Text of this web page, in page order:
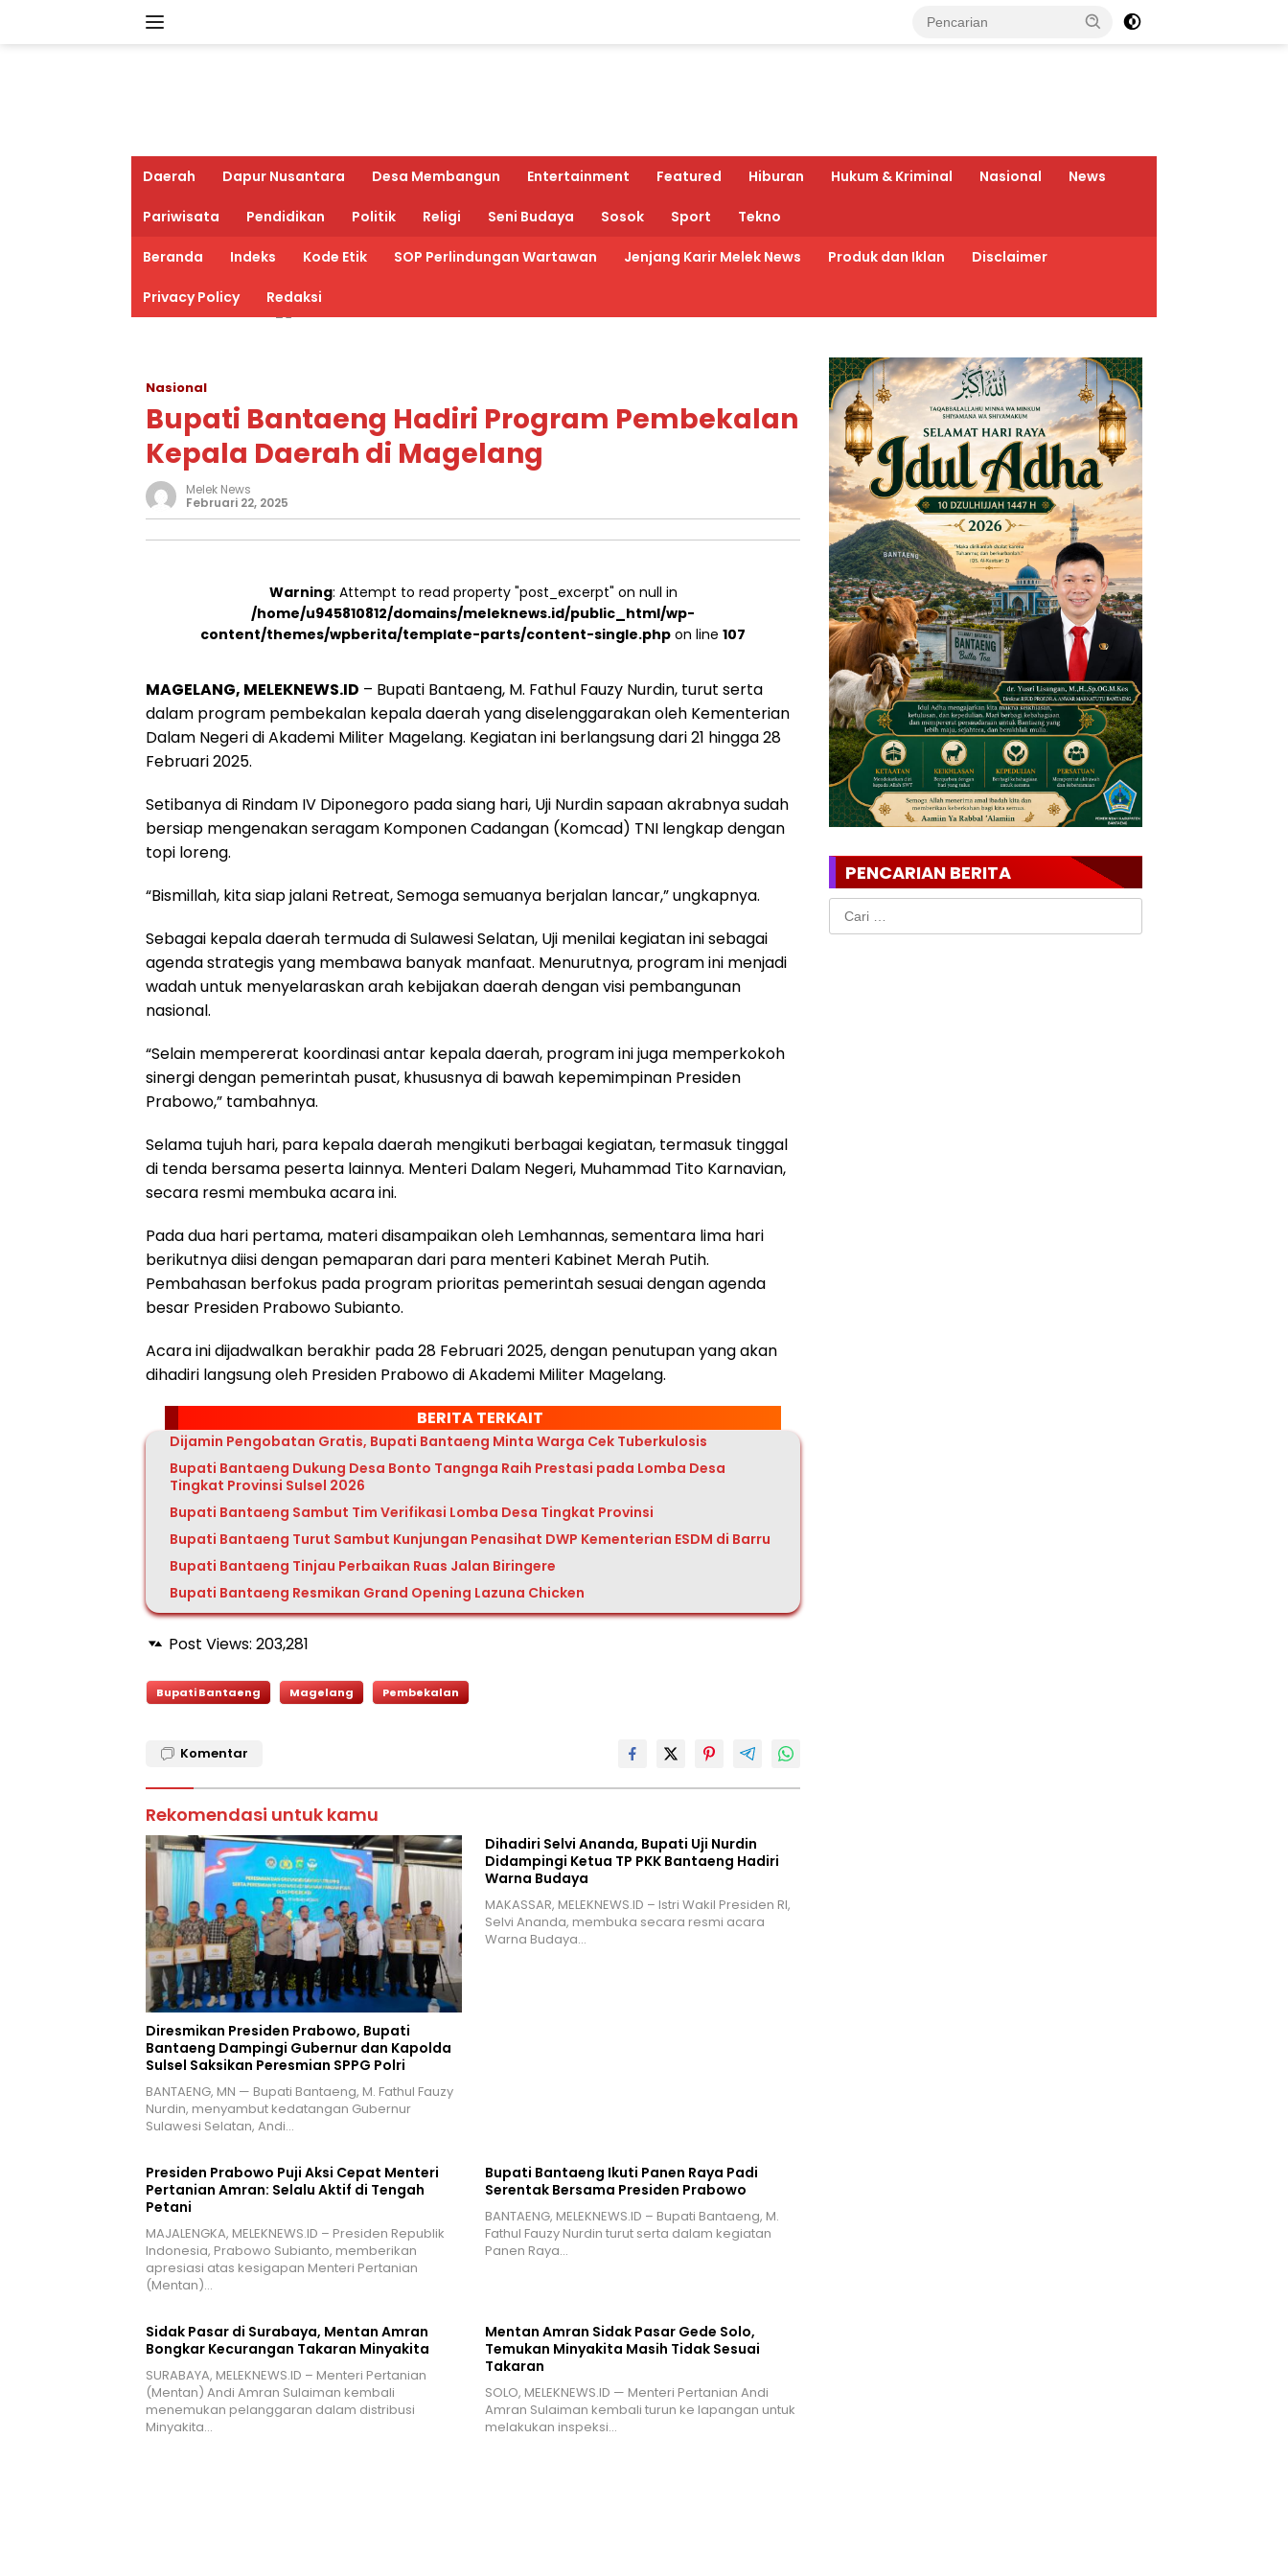
Daerah Dapur Nusantara Desa Membangun Entertainment Featured Hiburan Hukum & Kriminal Nasional News
Pariwisata Pendidikan Politik Religi Seni Budaya Sosok Sport Tekno
Beranda Indeks Kode Etik SOP Perlindungan Wartawan Jenjang Karir Melek News Produk dan Iklan Disclaimer
Privacy Policy Redaksi
Nasional
Bupati Bantaeng Hadiri Program Pembekalan
Kepala Daerah di Magelang
Melek News
Februari 22, 2025
Warning: Attempt to read property "post_excerpt" on null in
/home/u945810812/domains/meleknews.id/public_html/wp-
content/themes/wpberita/template-parts/content-single.php on line107
MAGELANG, MELEKNEWS.ID – Bupati Bantaeng, M. Fathul Fauzy Nurdin, turut serta
dalam program pembekalan kepala daerah yang diselenggarakan oleh Kementerian
Dalam Negeri di Akademi Militer Magelang. Kegiatan ini berlangsung dari 21 hingga 28
Februari 2025.
Setibanya di Rindam IV Diponegoro pada siang hari, Uji Nurdin sapaan akrabnya sudah
bersiap mengenakan seragam Komponen Cadangan (Komcad) TNI lengkap dengan
topi loreng.
“Bismillah, kita siap jalani Retreat, Semoga semuanya berjalan lancar,” ungkapnya.
Sebagai kepala daerah termuda di Sulawesi Selatan, Uji menilai kegiatan ini sebagai
agenda strategis yang membawa banyak manfaat. Menurutnya, program ini menjadi
wadah untuk menyelaraskan arah kebijakan daerah dengan visi pembangunan
nasional.
“Selain mempererat koordinasi antar kepala daerah, program ini juga memperkokoh
sinergi dengan pemerintah pusat, khususnya di bawah kepemimpinan Presiden
Prabowo,” tambahnya.
Selama tujuh hari, para kepala daerah mengikuti berbagai kegiatan, termasuk tinggal
di tenda bersama peserta lainnya. Menteri Dalam Negeri, Muhammad Tito Karnavian,
secara resmi membuka acara ini.
Pada dua hari pertama, materi disampaikan oleh Lemhannas, sementara lima hari
berikutnya diisi dengan pemaparan dari para menteri Kabinet Merah Putih.
Pembahasan berfokus pada program prioritas pemerintah sesuai dengan agenda
besar Presiden Prabowo Subianto.
Acara ini dijadwalkan berakhir pada 28 Februari 2025, dengan penutupan yang akan
dihadiri langsung oleh Presiden Prabowo di Akademi Militer Magelang.
BERITA TERKAIT
Dijamin Pengobatan Gratis, Bupati Bantaeng Minta Warga Cek Tuberkulosis
Bupati Bantaeng Dukung Desa Bonto Tangnga Raih Prestasi pada Lomba Desa
Tingkat Provinsi Sulsel 2026
Bupati Bantaeng Sambut Tim Verifikasi Lomba Desa Tingkat Provinsi
Bupati Bantaeng Turut Sambut Kunjungan Penasihat DWP Kementerian ESDM di Barru
Bupati Bantaeng Tinjau Perbaikan Ruas Jalan Biringere
Bupati Bantaeng Resmikan Grand Opening Lazuna Chicken
Post Views: 203,281
Bupati Bantaeng Magelang Pembekalan
Komentar
Rekomendasi untuk kamu
Diresmikan Presiden Prabowo, Bupati
Bantaeng Dampingi Gubernur dan Kapolda
Sulsel Saksikan Peresmian SPPG Polri
BANTAENG, MN — Bupati Bantaeng, M. Fathul Fauzy
Nurdin, menyambut kedatangan Gubernur
Sulawesi Selatan, Andi…
Dihadiri Selvi Ananda, Bupati Uji Nurdin
Didampingi Ketua TP PKK Bantaeng Hadiri
Warna Budaya
MAKASSAR, MELEKNEWS.ID – Istri Wakil Presiden RI,
Selvi Ananda, membuka secara resmi acara
Warna Budaya…
Presiden Prabowo Puji Aksi Cepat Menteri
Pertanian Amran: Selalu Aktif di Tengah
Petani
MAJALENGKA, MELEKNEWS.ID – Presiden Republik
Indonesia, Prabowo Subianto, memberikan
apresiasi atas kesigapan Menteri Pertanian
(Mentan)…
Bupati Bantaeng Ikuti Panen Raya Padi
Serentak Bersama Presiden Prabowo
BANTAENG, MELEKNEWS.ID – Bupati Bantaeng, M.
Fathul Fauzy Nurdin turut serta dalam kegiatan
Panen Raya…
Sidak Pasar di Surabaya, Mentan Amran
Bongkar Kecurangan Takaran Minyakita
SURABAYA, MELEKNEWS.ID – Menteri Pertanian
(Mentan) Andi Amran Sulaiman kembali
menemukan pelanggaran dalam distribusi
Minyakita…
Mentan Amran Sidak Pasar Gede Solo,
Temukan Minyakita Masih Tidak Sesuai
Takaran
SOLO, MELEKNEWS.ID — Menteri Pertanian Andi
Amran Sulaiman kembali turun ke lapangan untuk
melakukan inspeksi…
PENCARIAN BERITA
Cari
untuk: